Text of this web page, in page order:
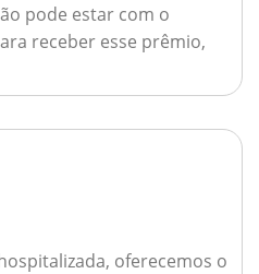
pode estar com o
receber esse prêmio,
oferecemos o